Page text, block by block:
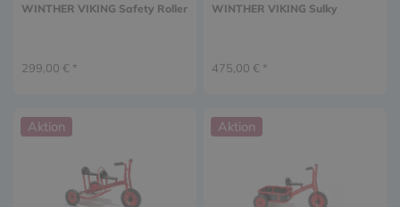
WINTHER VIKING Safety Roller
299,00 € *
WINTHER VIKING Sulky
475,00 € *
Aktion Aktion